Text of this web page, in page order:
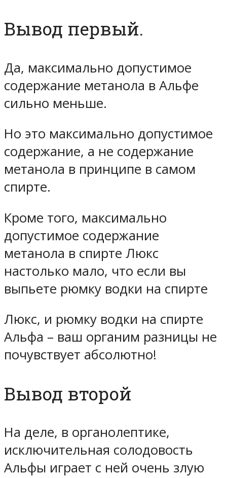
Вывод первый.
Да, максимально допустимое
содержание метанола в Альфе
сильно меньше.
Но это максимально допустимое
содержание, а не содержание
метанола в принципе в самом
спирте.
Кроме того, максимально
допустимое содержание
метанола в спирте Люкс
настолько мало, что если вы
выпьете рюмку водки на спирте
Люкс, и рюмку водки на спирте
Альфа – ваш органим разницы не
почувствует абсолютно!
Вывод второй
На деле, в органолептике,
исключительная солодовость
Альфы играет с ней очень злую